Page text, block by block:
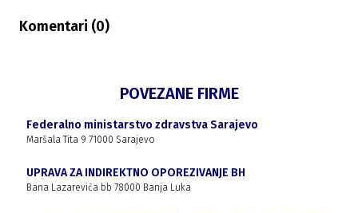
Komentari (0)
POVEZANE FIRME
Federalno ministarstvo zdravstva Sarajevo
Maršala Tita 9 71000 Sarajevo
UPRAVA ZA INDIREKTNO OPOREZIVANJE BH
Bana Lazarevića bb 78000 Banja Luka